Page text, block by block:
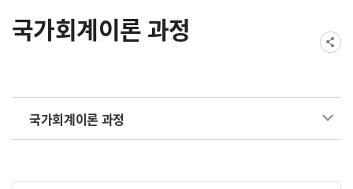
국가회계이론 과정
국가회계이론 과정